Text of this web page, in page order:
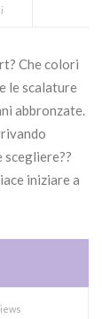
Che colori
le scalature
abbronzate.
scegliere??
iniziare a